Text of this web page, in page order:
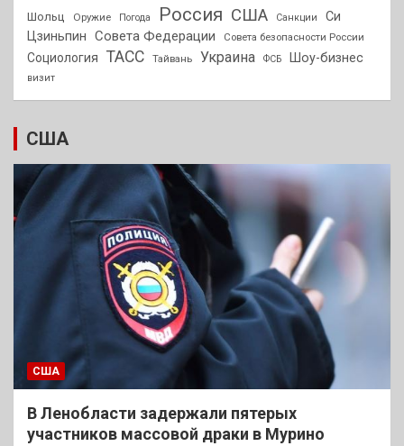
Шольц
Оружие Погода Россия США Санкции
Си
Цзиньпин Совета Федерации Совета безопасности России
Социология ТАСС Тайвань Украина ФСБ Шоу-бизнес
визит
США
США
В Ленобласти задержали пятерых
участников массовой драки в Мурино